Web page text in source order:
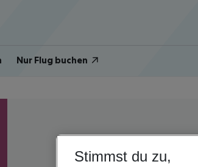
Nur Flug buchen
Stimmst du zu,